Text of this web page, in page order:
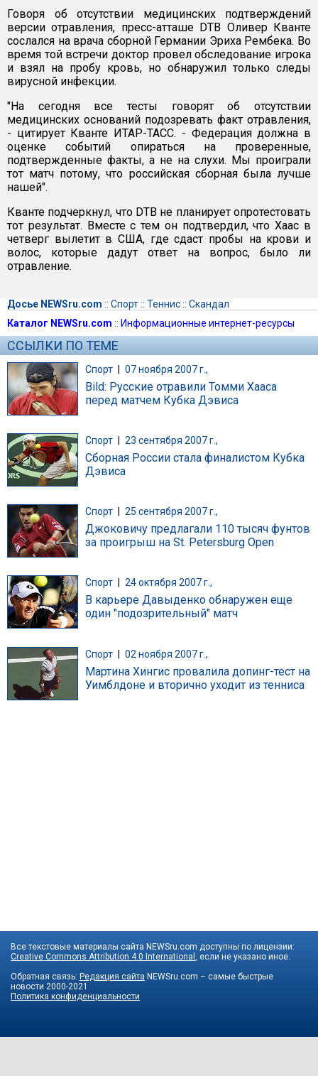
Говоря об отсутствии медицинских подтверждений
версии отравления, пресс-атташе DTB Оливер Кванте
сослался на врача сборной Германии Эриха Рембека. Во
время той встречи доктор провел обследование игрока
и взял на пробу кровь, но обнаружил только следы
вирусной инфекции.
"На сегодня все тесты говорят об отсутствии
медицинских оснований подозревать факт отравления,
- цитирует Кванте ИТАР-ТАСС. - Федерация должна в
оценке событий опираться на проверенные,
подтвержденные факты, а не на слухи. Мы проиграли
тот матч потому, что российская сборная была лучше
нашей".
Кванте подчеркнул, что DTB не планирует опротестовать
тот результат. Вместе с тем он подтвердил, что Хаас в
четверг вылетит в США, где сдаст пробы на крови и
волос, которые дадут ответ на вопрос, было ли
отравление.
Досье NEWSru.com :: Спорт:: Теннис:: Скандал
Каталог NEWSru.com :: Информационные интернет-ресурсы
ССЫЛКИ ПО ТЕМЕ
Спорт | 07 ноября 2007 г.,
Bild: Русские отравили Томми Хааса
перед матчем Кубка Дэвиса
Спорт 23 сентября 2007 г.,
Сборная России стала финалистом Кубка
Дэвиса
Спорт 25 сентября 2007 г.,
Джоковичу предлагали 110 тысяч фунтов
за проигрыш на St. Petersburg Open
Спорт 24 октября 2007 г.,
В карьере Давыденко обнаружен еще
один "подозрительный" матч
Спорт | 02 ноября 2007 г.,
Мартина Хингис провалила допинг-тест на
Уимблдоне и вторично уходит из тенниса
Все текстовые материалы сайта NEWSru.com доступны по лицензии:
Creative Commons Attribution 4.0 International , если не указано иное.
Обратная связь: Редакция сайта NEWSru.com – самые быстрые
новости 2000-2021
Политика конфиденциальности